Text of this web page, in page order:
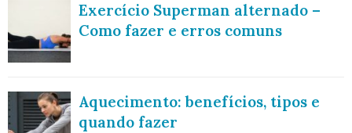
Exercício Superman alternado –
Como fazer e erros comuns
Aquecimento: benefícios, tipos e
quando fazer